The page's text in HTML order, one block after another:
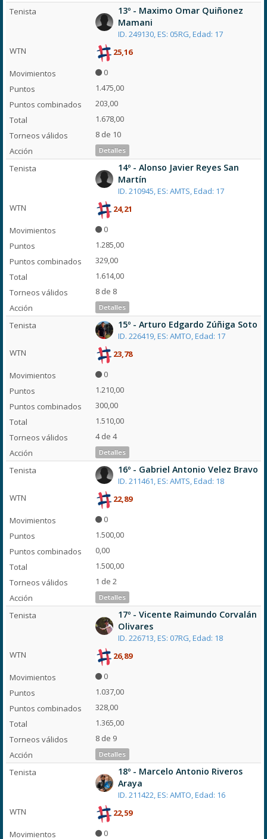
13º - Maximo Omar Quiñonez
Mamani
ID. 249130, ES: 05RG, Edad: 17
25,16
0
1.475,00
203,00
1.678,00
8 de 10
Detalles
14º - Alonso Javier Reyes San
Martín
ID. 210945, ES: AMTS, Edad: 17
24,21
0
1.285,00
329,00
1.614,00
8 de 8
Detalles
15º - Arturo Edgardo Zúñiga Soto
ID. 226419, ES: AMTO, Edad: 17
23,78
0
1.210,00
300,00
1.510,00
4 de 4
Detalles
16º - Gabriel Antonio Velez Bravo
ID. 211461, ES: AMTS, Edad: 18
22,89
0
1.500,00
0,00
1.500,00
1 de 2
Detalles
17º - Vicente Raimundo Corvalán
Olivares
ID. 226713, ES: 07RG, Edad: 18
26,89
0
1.037,00
328,00
1.365,00
8 de 9
Detalles
18º - Marcelo Antonio Riveros
Araya
ID. 211422, ES: AMTO, Edad: 16
22,59
0